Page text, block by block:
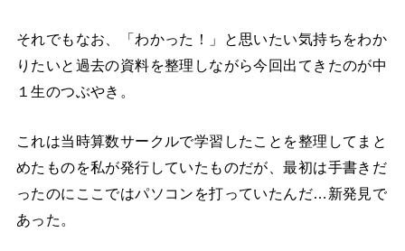
それでもなお、「わかった！」と思いたい気持ちをわか
りたいと過去の資料を整理しながら今回出てきたのが中
１生のつぶやき。
これは当時算数サークルで学習したことを整理してまと
めたものを私が発行していたものだが、最初は手書きだ
ったのにここではパソコンを打っていたんだ…新発見で
あった。